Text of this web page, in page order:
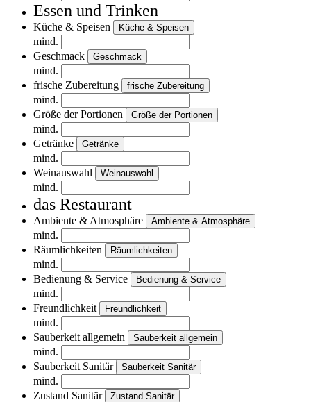
Essen und Trinken
Küche & Speisen Küche & Speisen
mind.
Geschmack
Geschmack
mind.
frische Zubereitung
frische Zubereitung
mind.
Größe der Portionen
Größe der Portionen
mind.
Getränke
Getränke
mind.
Weinauswahl
Weinauswahl
mind.
das Restaurant
Ambiente & Atmosphäre Ambiente & Atmosphäre
mind.
Räumlichkeiten
Räumlichkeiten
mind.
Bedienung & Service
Bedienung & Service
mind.
Freundlichkeit
Freundlichkeit
mind.
Sauberkeit allgemein
Sauberkeit allgemein
mind.
Sauberkeit Sanitär
Sauberkeit Sanitär
mind.
Zustand Sanitär
Zustand Sanitär